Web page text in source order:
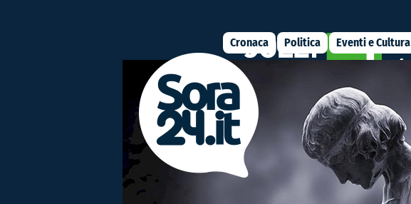
Cronaca Politica Eventi e Cultura